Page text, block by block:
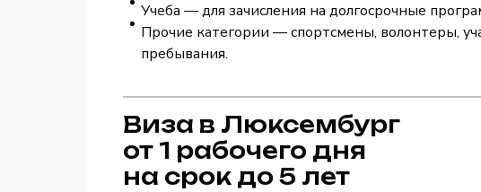
Учеба — для зачисления на долгосрочные
Прочие категории — спортсмены, волонтеры,
пребывания.
Виза в Люксембург
от 1 рабочего дня
на срок до 5 лет